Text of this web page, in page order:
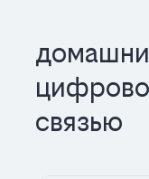
связью